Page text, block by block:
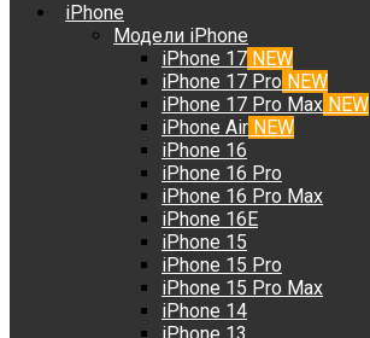
iPhone
Модели iPhone
iPhone 17 NEW
iPhone 17 Pro NEW
iPhone 17 Pro Max NEW
iPhone Air NEW
iPhone 16
iPhone 16 Pro
iPhone 16 Pro Max
iPhone 16E
iPhone 15
iPhone 15 Pro
iPhone 15 Pro Max
iPhone 14